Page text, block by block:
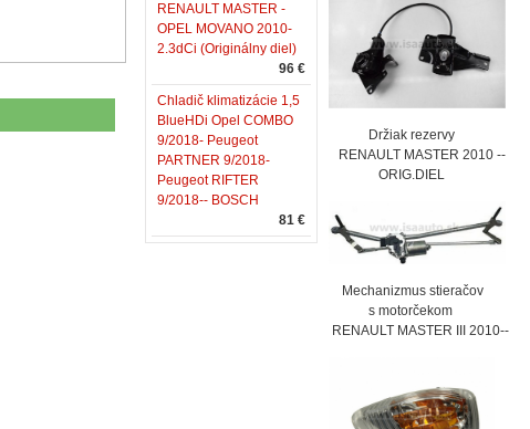
RENAULT MASTER -
OPEL MOVANO 2010-
2.3dCi (Originálny diel)
96 €
Chladič klimatizácie 1,5
BlueHDi Opel COMBO
9/2018- Peugeot
PARTNER 9/2018-
Peugeot RIFTER
9/2018-- BOSCH
81 €
Držiak rezervy
RENAULT MASTER 2010 --
ORIG.DIEL
Mechanizmus stieračov
s motorčekom
RENAULT MASTER III 2010--